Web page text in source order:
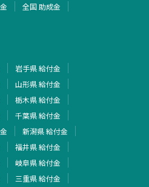
全国 助成金
岩手県 給付金
山形県 給付金
栃木県 給付金
千葉県 給付金
新潟県 給付金
福井県 給付金
岐阜県 給付金
三重県 給付金